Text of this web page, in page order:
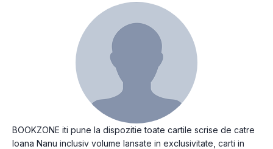
BOOKZONE iti pune la dispozitie toate cartile scrise de catre
Ioana Nanu inclusiv volume lansate in exclusivitate, carti in